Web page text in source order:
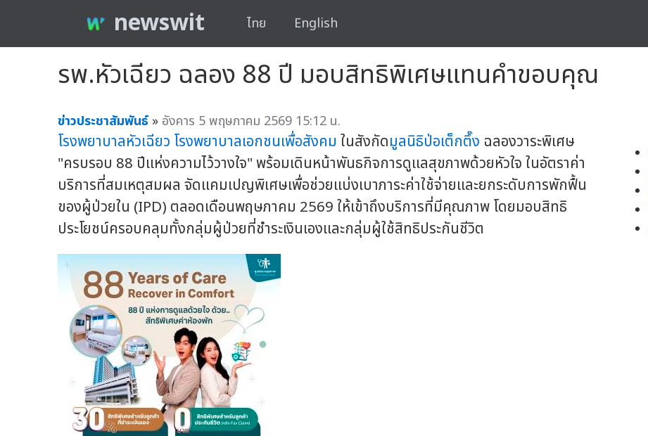
newswit ไทย English
รพ.หัวเฉียว ฉลอง 88 ปี มอบสิทธิพิเศษแทนคำขอบคุณ
ข่าวประชาสัมพันธ์ » อังคาร 5 พฤษภาคม 2569 15:12 น.
โรงพยาบาลหัวเฉียว โรงพยาบาลเอกชนเพื่อสังคม ในสังกัดมูลนิธิป่อเต็กตึ๊ง ฉลองวาระพิเศษ
"ครบรอบ 88 ปีแห่งความไว้วางใจ" พร้อมเดินหน้าพันธกิจการดูแลสุขภาพด้วยหัวใจ ในอัตราค่า
บริการที่สมเหตุสมผล จัดแคมเปญพิเศษเพื่อช่วยแบ่งเบาภาระค่าใช้จ่ายและยกระดับการพักฟื้น
ของผู้ป่วยใน (IPD) ตลอดเดือนพฤษภาคม 2569 ให้เข้าถึงบริการที่มีคุณภาพ โดยมอบสิทธิ
ประโยชน์ครอบคลุมทั้งกลุ่มผู้ป่วยที่ชำระเงินเองและกลุ่มผู้ใช้สิทธิประกันชีวิต